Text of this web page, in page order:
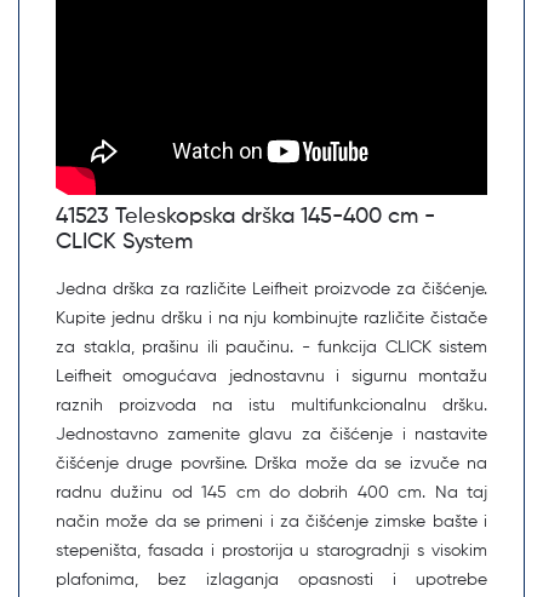
41523 Teleskopska drška 145-400 cm -
CLICK System
Jedna drška za različite Leifheit proizvode za čišćenje.
Kupite jednu dršku i na nju kombinujte različite čistače
za stakla, prašinu ili paučinu. - funkcija CLICK sistem
Leifheit omogućava jednostavnu i sigurnu montažu
raznih proizvoda na istu multifunkcionalnu dršku.
Jednostavno zamenite glavu za čišćenje i nastavite
čišćenje druge površine. Drška može da se izvuče na
radnu dužinu od 145 cm do dobrih 400 cm. Na taj
način može da se primeni i za čišćenje zimske bašte i
stepeništa, fasada i prostorija u starogradnji s visokim
plafonima, bez izlaganja opasnosti i upotrebe